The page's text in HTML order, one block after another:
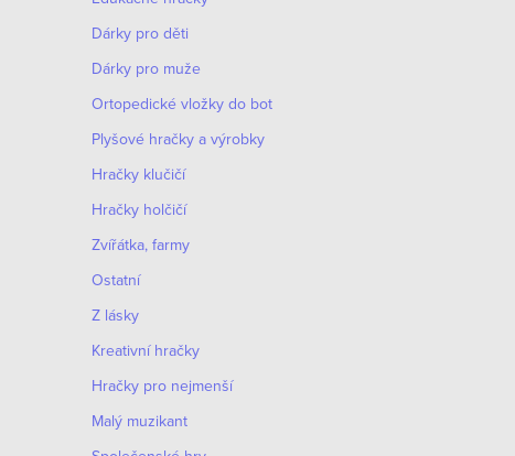
Dárky pro děti
Dárky pro muže
Оrtopedické vložky do bot
Plyšové hračky a výrobky
Hračky klučičí
Hračky holčičí
Zvířátka, farmy
Ostatní
Z lásky
Kreativní hračky
Hračky pro nejmenší
Malý muzikant